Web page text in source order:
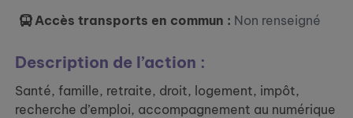
Accès transports en commun : Non renseigné
Description de l’action :
Santé, famille, retraite, droit, logement, impôt,
recherche d’emploi, accompagnement au numérique